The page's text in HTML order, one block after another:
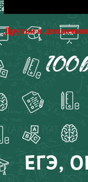
Друзья в движении